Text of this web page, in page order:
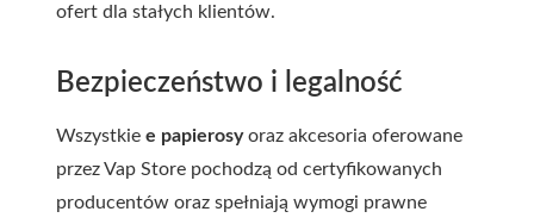
ofert dla stałych klientów.
Bezpieczeństwo i legalność
Wszystkie e papierosyoraz akcesoria oferowane
przez Vap Store pochodzą od certyfikowanych
producentów oraz spełniają wymogi prawne